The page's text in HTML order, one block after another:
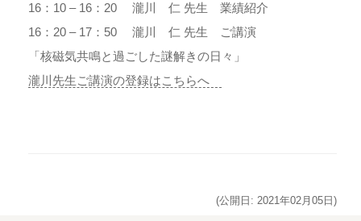
16：10 – 16：20 瀧川 仁 先生 業績紹介
16：20 – 17：50 瀧川 仁 先生 ご講演
「核磁気共鳴と過ごした謎解きの日々」
瀧川先生ご講演の登録はこちらへ
(公開日: 2021年02月05日)